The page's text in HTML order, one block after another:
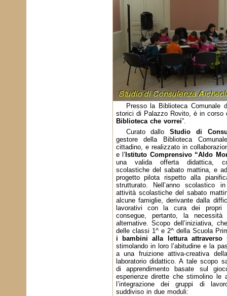
Presso la Biblioteca Comunale
storici di Palazzo Rovito, è in corso
Biblioteca che vorrei”.
Curato dalloStudio di
gestore della Biblioteca
cittadino, e realizzato in
e l’ Istituto Comprensivo “Aldo
una valida offerta didattica,
scolastiche del sabato mattina, e
progetto pilota rispetto alla
strutturato. Nell’anno scolastico
attività scolastiche del sabato
alcune famiglie, derivante dalla
lavorativi con la cura dei propri
consegue, pertanto, la
alternative. Scopo dell’iniziativa,
delle classi 1^ e 2^ della Scuola
i bambini alla lettura attraverso
stimolando in loro l’abitudine e la
a una fruizione attiva-creativa
laboratorio didattico. A tale scopo
di apprendimento basate sul
esperienze dirette che stimolino le
l’integrazione dei gruppi di
suddiviso in due moduli: